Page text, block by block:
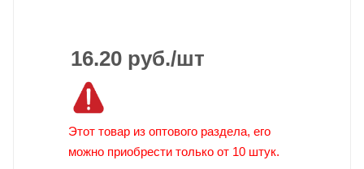
16.20 руб./шт
Этот товар из оптового раздела, его
можно приобрести только от 10 штук.